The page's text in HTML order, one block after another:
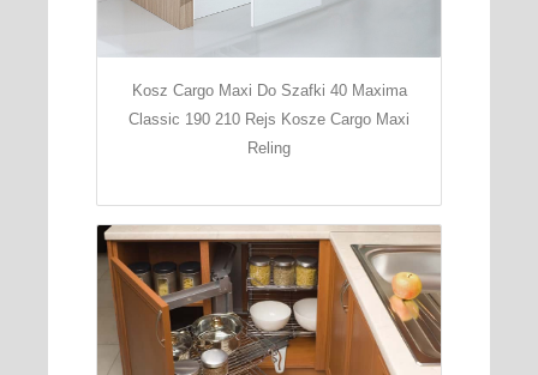
Kosz Cargo Maxi Do Szafki 40 Maxima
Classic 190 210 Rejs Kosze Cargo Maxi
Reling